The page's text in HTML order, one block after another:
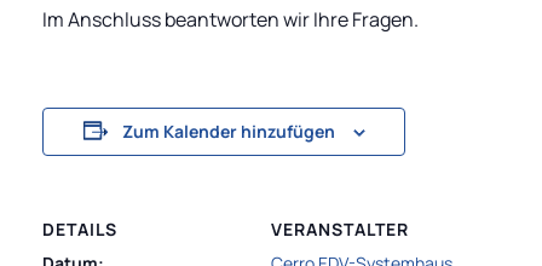
Im Anschluss beantworten wir Ihre Fragen.
Zum Kalender hinzufügen
DETAILS
VERANSTALTER